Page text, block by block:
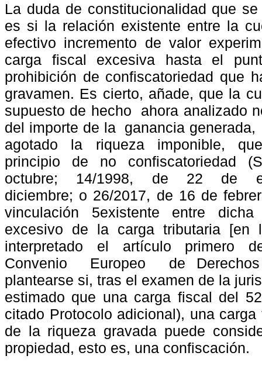
La duda de constitucionalidad que
es si la relación existente entre la
efectivo incremento de valor
carga fiscal excesiva hasta el
prohibición de confiscatoriedad que
gravamen. Es cierto, añade, que la
supuesto de hecho
ahora analizado
del importe de la ganancia generada,
agotado
la riqueza imponible,
principio
de no confiscatoriedad
octubre;
14/1998, de 22 de
diciembre; o 26/2017, de 16 de
vinculación 5existente entre
excesivo de la carga tributaria [en
interpretado
el artículo primero
Convenio
Europeo
de
plantearse si, tras el examen de la
estimado que una carga fiscal del
citado Protocolo adicional), una
de la riqueza gravada puede
propiedad, esto es, una confiscación.